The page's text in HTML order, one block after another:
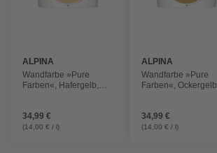
ALPINA
Wandfarbe »Pure
Farben«, Hafergelb,
34,99 €
(14,00 € / l)
ALPINA
Wandfarbe »Pure
Farben«, Ockergelb,
34,99 €
(14,00 € / l)